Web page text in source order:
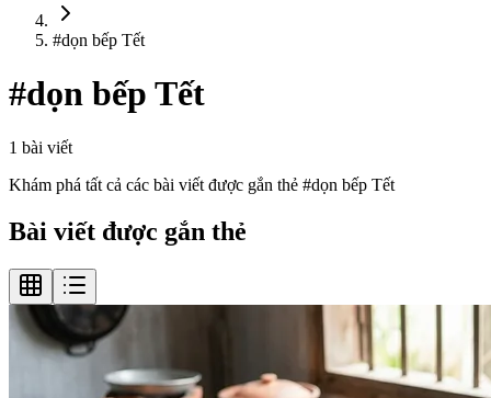
#dọn bếp Tết
#dọn bếp Tết
1 bài viết
Khám phá tất cả các bài viết được gắn thẻ #dọn bếp Tết
Bài viết được gắn thẻ